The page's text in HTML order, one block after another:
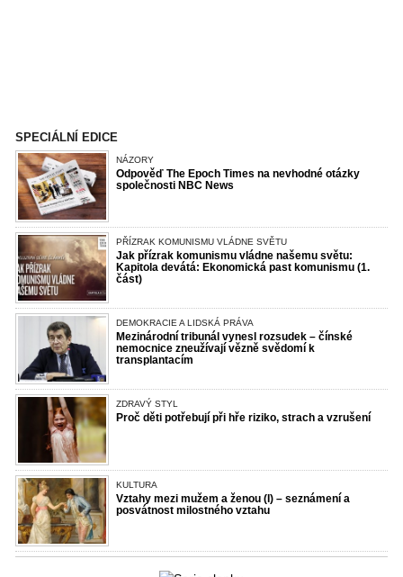
SPECIÁLNÍ EDICE
NÁZORY
Odpověď The Epoch Times na nevhodné otázky
společnosti NBC News
PŘÍZRAK KOMUNISMU VLÁDNE SVĚTU
Jak přízrak komunismu vládne našemu světu:
Kapitola devátá: Ekonomická past komunismu (1.
část)
DEMOKRACIE A LIDSKÁ PRÁVA
Mezinárodní tribunál vynesl rozsudek – čínské
nemocnice zneužívají vězně svědomí k
transplantacím
ZDRAVÝ STYL
Proč děti potřebují při hře riziko, strach a vzrušení
KULTURA
Vztahy mezi mužem a ženou (I) – seznámení a
posvátnost milostného vztahu